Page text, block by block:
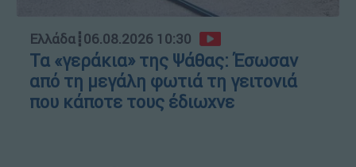
Ελλάδα┋06.08.2026 10:30
Τα «γεράκια» της Ψάθας: Έσωσαν
από τη μεγάλη φωτιά τη γειτονιά
που κάποτε τους έδιωχνε